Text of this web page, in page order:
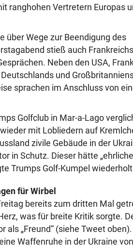
ranghohen Vertretern Europas
über Wege zur Beendigung des
stieß auch Frankreichs
Neben den USA,
und
sprachen im Anschluss von
Golfclub in Mar-a-Lago
mit Lobliedern auf
zivile Gebäude in der
in Schutz. Dieser hätte
Trumps Golf-Kumpel
für Wirbel
bereits zum dritten Mal
was für breite Kritik sorgte.
„Freund“ (siehe Tweet
Waffenruhe in der Ukraine